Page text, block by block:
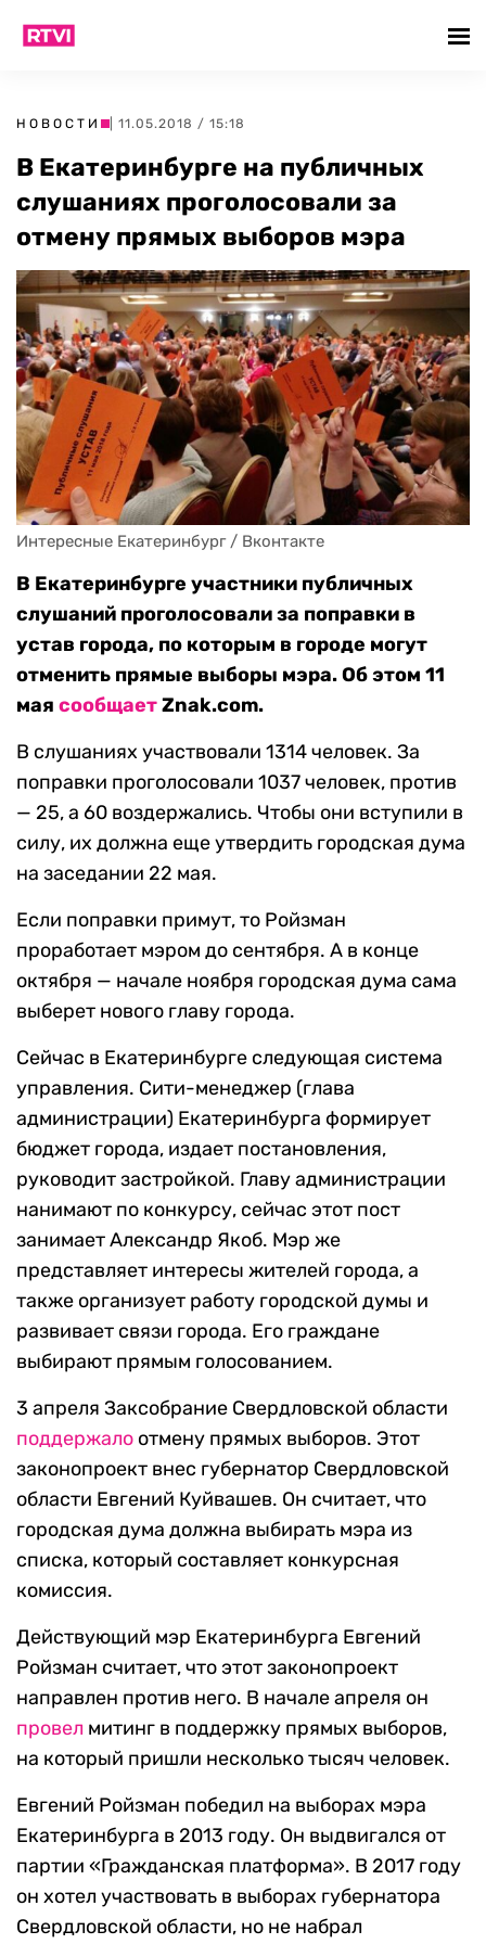
НОВОСТИ | 11.05.2018 / 15:18
В Екатеринбурге на публичных
слушаниях проголосовали за
отмену прямых выборов мэра
Интересные Екатеринбург / Вконтакте
В Екатеринбурге участники публичных
слушаний проголосовали за поправки в
устав города, по которым в городе могут
отменить прямые выборы мэра. Об этом 11
мая сообщаетZnak.com.
В слушаниях участвовали 1314 человек. За
поправки проголосовали 1037 человек, против
— 25, а 60 воздержались. Чтобы они вступили в
силу, их должна еще утвердить городская дума
на заседании 22 мая.
Если поправки примут, то Ройзман
проработает мэром до сентября. А в конце
октября — начале ноября городская дума сама
выберет нового главу города.
Сейчас в Екатеринбурге следующая система
управления. Сити-менеджер (глава
администрации) Екатеринбурга формирует
бюджет города, издает постановления,
руководит застройкой. Главу администрации
нанимают по конкурсу, сейчас этот пост
занимает Александр Якоб. Мэр же
представляет интересы жителей города, а
также организует работу городской думы и
развивает связи города. Его граждане
выбирают прямым голосованием.
3 апреля Заксобрание Свердловской области
поддержало отмену прямых выборов. Этот
законопроект внес губернатор Свердловской
области Евгений Куйвашев. Он считает, что
городская дума должна выбирать мэра из
списка, который составляет конкурсная
комиссия.
Действующий мэр Екатеринбурга Евгений
Ройзман считает, что этот законопроект
направлен против него. В начале апреля он
провел митинг в поддержку прямых выборов,
на который пришли несколько тысяч человек.
Евгений Ройзман победил на выборах мэра
Екатеринбурга в 2013 году. Он выдвигался от
партии «Гражданская платформа». В 2017 году
он хотел участвовать в выборах губернатора
Свердловской области, но не набрал